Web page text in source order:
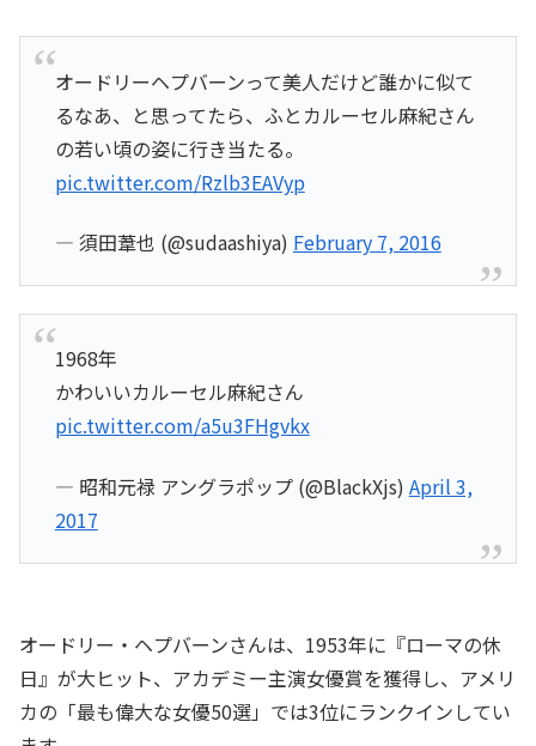
オードリーヘプバーンって美人だけど誰かに似て
るなあ、と思ってたら、ふとカルーセル麻紀さん
の若い頃の姿に行き当たる。
pic.twitter.com/Rzlb3EAVyp
— 須田葦也 (@sudaashiya) February 7, 2016
1968年
かわいいカルーセル麻紀さん
pic.twitter.com/a5u3FHgvkx
— 昭和元禄 アングラポップ (@BlackXjs) April 3,
2017
オードリー・ヘプバーンさんは、1953年に『ローマの休
日』が大ヒット、アカデミー主演女優賞を獲得し、アメリ
カの「最も偉大な女優50選」では3位にランクインしてい